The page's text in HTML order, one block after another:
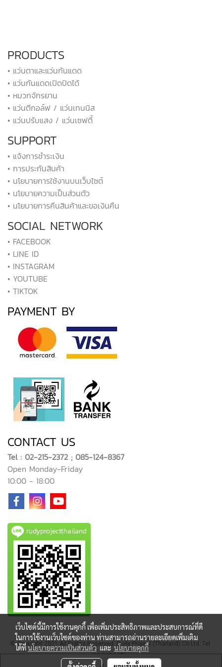
PRODUCTS
• แว่นตาและแว่นกันแดด
• แว่นกันแดดเปิดปิดได้
• หมวกจักรยาน
• แว่นตีกอล์ฟ / แว่นเทนนิส
• แว่นปรับแสง / แว่นเซฟตี้
SUPPORT
• แจ้งการชำระเงิน
• การประกันสินค้า
• นโยบายการใช้งานบนเว็บไซต์
• นโยบายความเป็นส่วนตัว
• นโยบายการคืนสินค้าและขอเงินคืน
SOCIAL NETWORK
• FACEBOOK
• LINE ID
• INSTAGRAM
• YOUTUBE
• TIKTOK
PAYMENT BY
CONTACT US
Tel : 02-215-2372 ; 085-124-8367
Open Monday-Friday
10:00 - 18:00
rudyprojectthailand
© Copyright 2021 All Rights Reserved. Rudy Project (Thailand) Co Ltd. Tel:
02-215-2372
เว็บไซต์นี้มีการใช้งานคุกกี้ เพื่อเพิ่มประสิทธิภาพและประสบการณ์ที่ดี
ในการใช้งานเว็บไซต์ของท่าน ท่านสามารถอ่านรายละเอียดเพิ่มเติม
ได้ที่นโยบายความเป็นส่วนตัวและนโยบายคุกกี้